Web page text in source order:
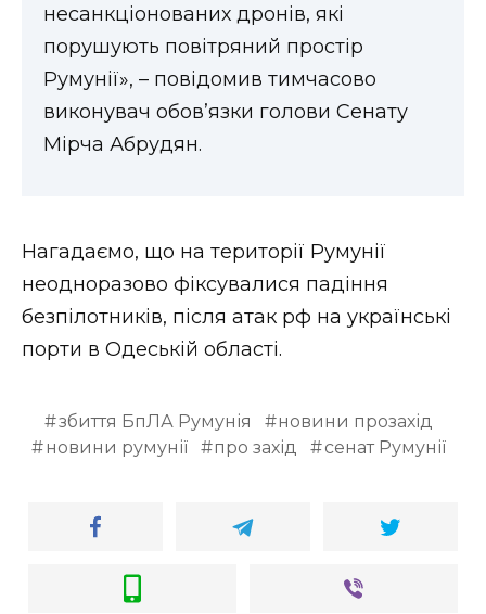
ФОТО
ВІДЕО
несанкціонованих дронів, які
порушують повітряний простір
Румунії», – повідомив тимчасово
виконувач обов’язки голови Сенату
Мірча Абрудян.
Нагадаємо, що на території Румунії
неодноразово фіксувалися падіння
безпілотників, після атак рф на українські
порти в Одеській області.
збиття БпЛА Румунія
новини прозахід
новини румунії
про захід сенат Румунії